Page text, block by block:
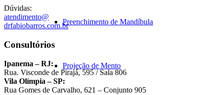
Preenchimento de Mandíbula
Projeção de Mento
Dúvidas:
atendimento@
drfabiobarros.com.br
Consultórios
Ipanema – RJ:
Rua. Visconde de Pirajá, 595 / Sala 806
Vila Olímpia – SP:
Rua Gomes de Carvalho, 621 – Conjunto 905